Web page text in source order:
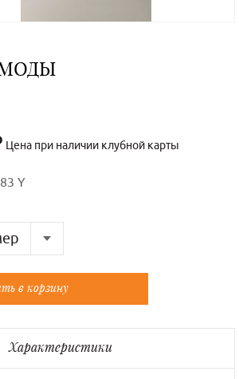
Цена при наличии клубной карты
Y
Французский
Универсальный
Универсальный
в корзину
Характеристики